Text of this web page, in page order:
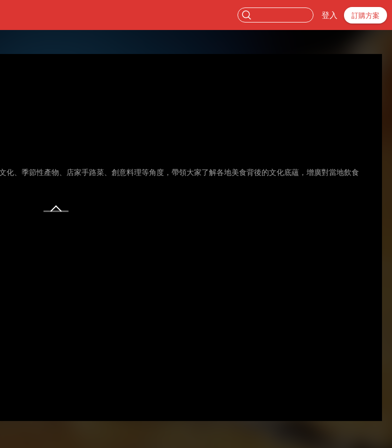
登入 訂購方案
、季節性產物、店家手路菜、創意料理等角度，帶領大家了解各地美食背後的文化底蘊，增廣對當地飲食